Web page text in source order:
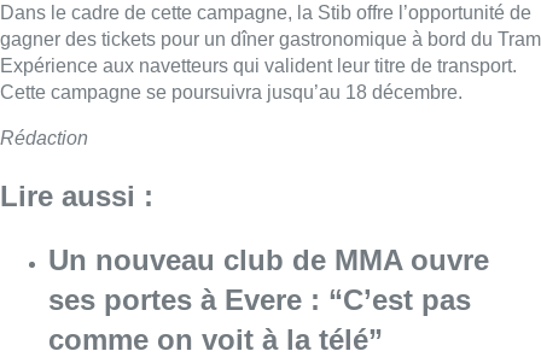
Dans le cadre de cette campagne, la Stib offre l’opportunité de
gagner des tickets pour un dîner gastronomique à bord du Tram
Expérience aux navetteurs qui valident leur titre de transport.
Cette campagne se poursuivra jusqu’au 18 décembre.
Rédaction
Lire aussi :
Un nouveau club de MMA ouvre
ses portes à Evere : “C’est pas
comme on voit à la télé”